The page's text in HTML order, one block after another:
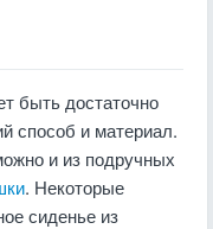
быть достаточно
способ и материал.
и из подручных
. Некоторые
сиденье из